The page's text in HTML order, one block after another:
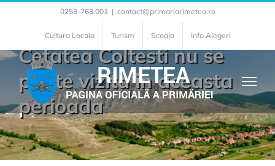
content
0258-768.001 | contact@primariarimetea.ro
Cultura Locala Turism Scoala Info Alegeri
Cetatea Coltesti nu se
poate vizita in aceasta
perioada